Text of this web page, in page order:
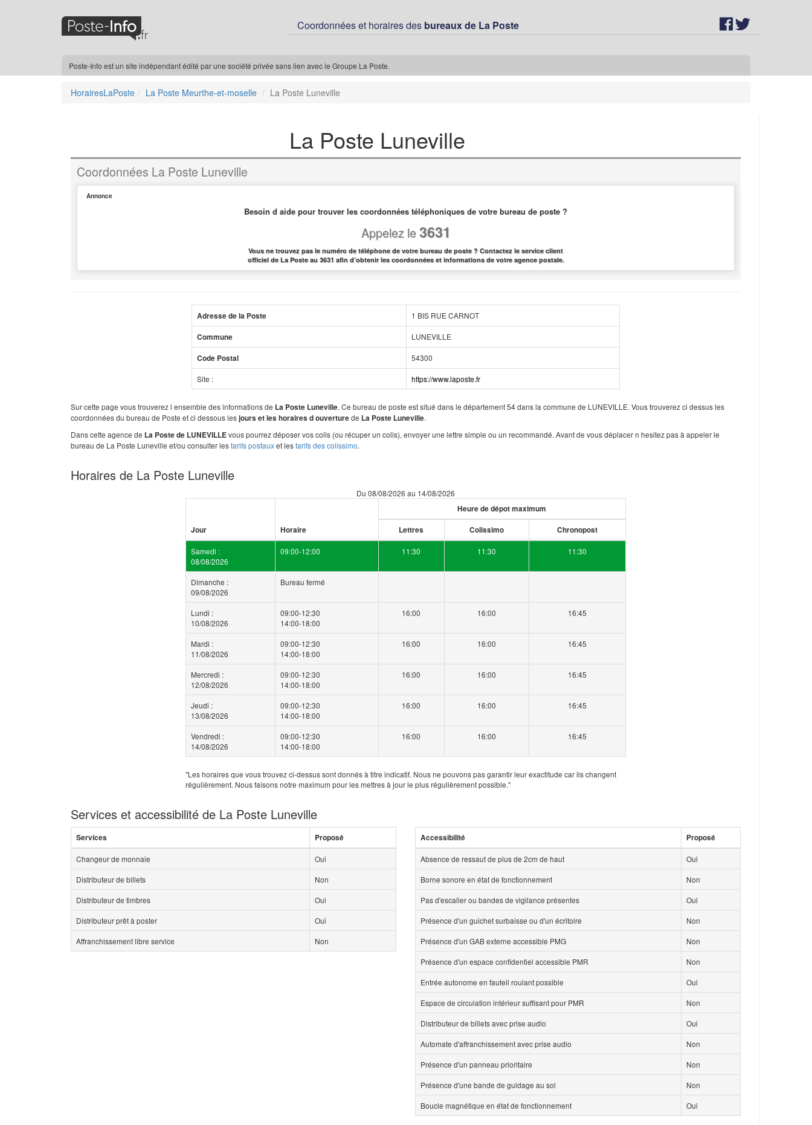
Coordonnées et horaires des bureaux de La Poste
Poste-Info est un site indépendant édité par une société privée sans lien avec le Groupe La Poste.
HorairesLaPoste La Poste Meurthe-et-moselle La Poste Luneville
La Poste Luneville
Coordonnées La Poste Luneville
Annonce
Besoin d aide pour trouver les coordonnées téléphoniques de votre bureau de poste ?
Appelez le3631
Vous ne trouvez pas le numéro de téléphone de votre bureau de poste ? Contactez le service client
officiel de La Poste au 3631 afin d’obtenir les coordonnées et informations de votre agence postale.
Adresse de la Poste 1 BIS RUE CARNOT
Commune LUNEVILLE
Code Postal 54300
Site : https://www.laposte.fr
Sur cette page vous trouverez l ensemble des informations de La Poste Luneville. Ce bureau de poste est situé dans le département 54 dans la commune de LUNEVILLE. Vous trouverez ci dessus les
coordonnées du bureau de Poste et ci dessous lesjours et les horaires d ouverturede La Poste Luneville.
Dans cette agence de La Poste de LUNEVILLEvous pourrez déposer vos colis (ou récuper un colis), envoyer une lettre simple ou un recommandé. Avant de vous déplacer n hesitez pas à appeler le
bureau de La Poste Luneville et/ou consulter lestarifs postauxet lestarifs des colissimo.
Horaires de La Poste Luneville
Du 08/08/2026 au 14/08/2026
Jour Horaire
Heure de dépot maximum
Lettres Colissimo Chronopost
Samedi :
08/08/2026
09:00-12:00 11:30 11:30 11:30
Dimanche :
09/08/2026
Bureau fermé
Lundi :
10/08/2026
09:00-12:30
14:00-18:00
16:00 16:00 16:45
Mardi :
11/08/2026
09:00-12:30
14:00-18:00
16:00 16:00 16:45
Mercredi :
12/08/2026
09:00-12:30
14:00-18:00
16:00 16:00 16:45
Jeudi :
13/08/2026
09:00-12:30
14:00-18:00
16:00 16:00 16:45
Vendredi :
14/08/2026
09:00-12:30
14:00-18:00
16:00 16:00 16:45
"Les horaires que vous trouvez ci-dessus sont donnés à titre indicatif. Nous ne pouvons pas garantir leur exactitude car ils changent
régulièrement. Nous faisons notre maximum pour les mettres à jour le plus régulièrement possible."
Services et accessibilité de La Poste Luneville
Services Proposé
Changeur de monnaie
Oui
Distributeur de billets
Non
Distributeur de timbres
Oui
Distributeur prêt à poster
Oui
Affranchissement libre service
Non
Accessibilité Proposé
Absence de ressaut de plus de 2cm de haut
Oui
Borne sonore en état de fonctionnement
Non
Pas d'escalier ou bandes de vigilance présentes
Oui
Présence d'un guichet surbaisse ou d'un écritoire
Non
Présence d'un GAB externe accessible PMG
Non
Présence d'un espace confidentiel accessible PMR
Non
Entrée autonome en fauteil roulant possible
Oui
Espace de circulation intérieur suffisant pour PMR
Non
Distributeur de billets avec prise audio
Oui
Automate d'affranchissement avec prise audio
Non
Présence d'un panneau prioritaire
Non
Présence d'une bande de guidage au sol
Non
Boucle magnétique en état de fonctionnement
Oui